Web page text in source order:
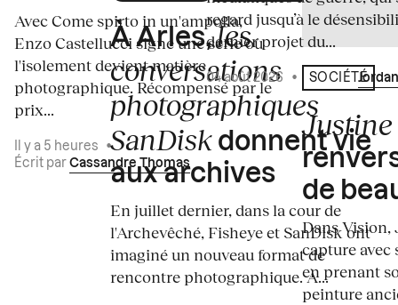
Avec Come spirto in un'ampolla,
Enzo Castellucci signe une série où
l'isolement devient matière
photographique. Récompensé par le
prix...
Il y a 5 heures
•
Écrit par Cassandre Thomas
À Arles,les
conversations
photographiques
SanDisk donnent vie
aux archives
En juillet dernier, dans la cour de
l'Archevêché, Fisheye et SanDisk ont
imaginé un nouveau format de
rencontre photographique. À...
regard jusqu’à le
dernier projet du...
04 août 2026 • Écrit par
SOCIÉTÉ
de
Dans
capture avec
en prenant
peinture